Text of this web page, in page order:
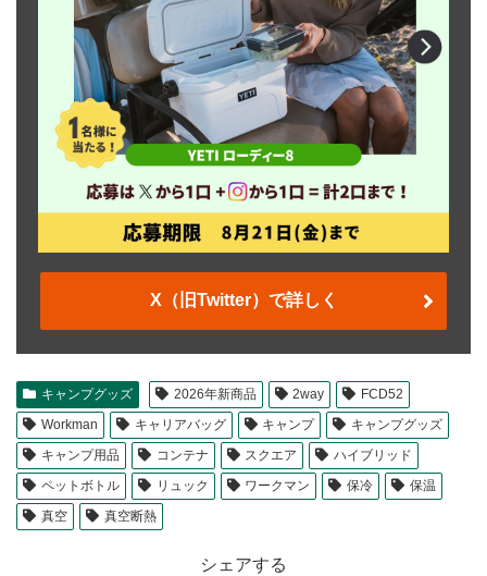
X（旧Twitter）で詳しく
キャンプグッズ 2026年新商品 2way
FCD52
Workman
キャリアバッグ キャンプ
キャンプグッズ
キャンプ用品
コンテナ スクエア
ハイブリッド
ペットボトル
リュック ワークマン 保冷
保温
真空
真空断熱
シェアする